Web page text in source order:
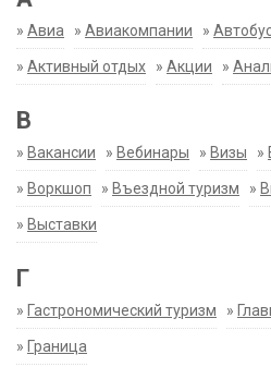
» Авиа » Авиакомпании »
» Активный отдых » Акции »
В
» Вакансии » Вебинары » Визы »
» Воркшоп » Въездной туризм »
» Выставки
Г
» Гастрономический туризм »
» Граница